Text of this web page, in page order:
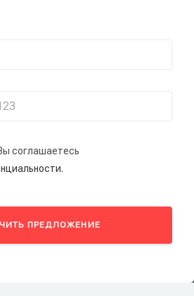
соглашаетесь
ПРЕДЛОЖЕНИЕ